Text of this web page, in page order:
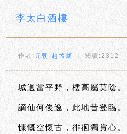
李太白酒樓
作者:元朝·趙孟頫 ┋ 閱讀:2312
城迥當平野，樓高屬莫陰。
謫仙何俊逸，此地昔登臨。
慷慨空懷古，徘徊獨賞心。